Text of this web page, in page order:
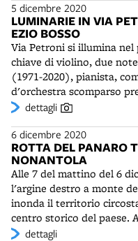
Tipiche figure del
e non solo - gli “umarell”
Danilo Masotti
utilizzato un termine già
coniando ex novo la
definita nello Zingarelli
"umarell" è dedicata a
si trova nella zona
San Vitale.
5 dicembre 2020
LUMINARIE IN VIA
EZIO BOSSO
Via Petroni si illumina
chiave di violino, due
(1971-2020), pianista,
d'orchestra scomparso
maggio 2020. In otto
musica ci insegna la cosa
ascoltare", un concetto
spesso. Anche per il
che ha curato
ascolto è un grande
frastuono e dalla
dettagli
6 dicembre 2020
ROTTA DEL PANARO
NONANTOLA
Alle 7 del mattino del 6
l'argine destro a monte
inonda il territorio
centro storico del paese.
vengono evacuate con
dettagli